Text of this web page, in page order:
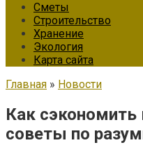
Сметы
Строительство
Хранение
Экология
Карта сайта
Главная » Новости
Как сэкономить
советы по